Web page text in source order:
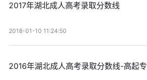
2017年湖北成人高考录取分数线
2018-01-10 11:24:50
2016年湖北成人高考录取分数线-高起专